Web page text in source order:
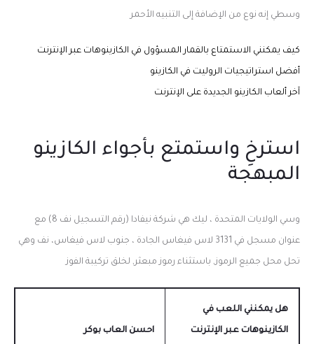
وسطي إنه نوع من الإضافة إلى التنبيه الأحمر
كيف يمكنني الاستمتاع بالقمار المسؤول في الكازينوهات عبر الإنترنت
أفضل استراتيجيات الروليت في الكازينو
آخر ألعاب الكازينو الجديدة على الإنترنت
استرخِ واستمتع بأجواء الكازينو
المبهجة
وسي الولايات المتحدة ، ليك هي شركة نيفادا (رقم التسجيل نف 8) مع
عنوان مسجل في 3131 لاس فيغاس الجادة ، جنوب لاس فيغاس، نف وهي
تحل محل جميع الرموز, باستثناء رموز مبعثر, لخلق تركيبة الفوز
هل يمكنني اللعب في
الكازينوهات عبر الإنترنت احسن العاب بوكر